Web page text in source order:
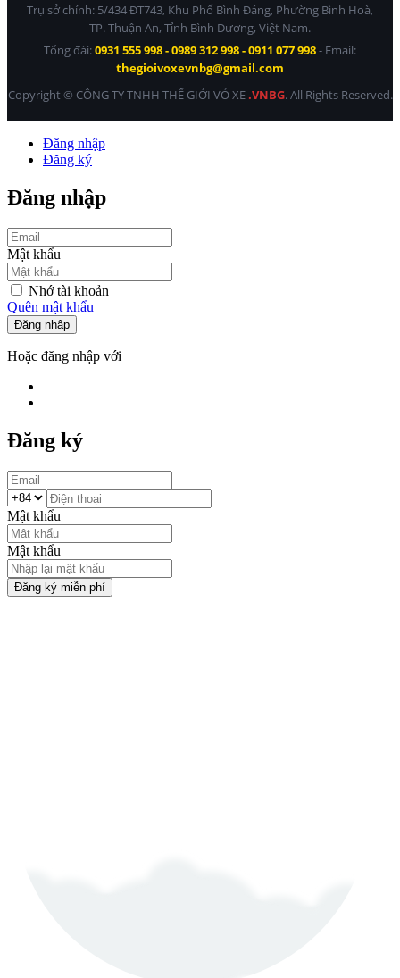
Trụ sở chính: 5/434 ĐT743, Khu Phố Bình Đáng, Phường Bình Hoà,
TP. Thuận An, Tỉnh Bình Dương, Việt Nam.
Tổng đài:0931 555 998 - 0989 312 998 - 0911 077 998- Email:
thegioivoxevnbg@gmail.com
Copyright © CÔNG TY TNHH THẾ GIỚI VỎ XE.VNBG. All Rights Reserved.
Đăng nhập
Đăng ký
Đăng nhập
Mật khẩu
Nhớ tài khoản
Quên mật khẩu
Đăng nhập
Hoặc đăng nhập với
Đăng ký
Mật khẩu
Mật khẩu
Đăng ký miễn phí